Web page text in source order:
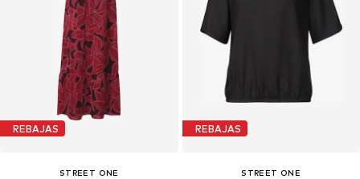
REBAJAS
STREET ONE
REBAJAS
STREET ONE